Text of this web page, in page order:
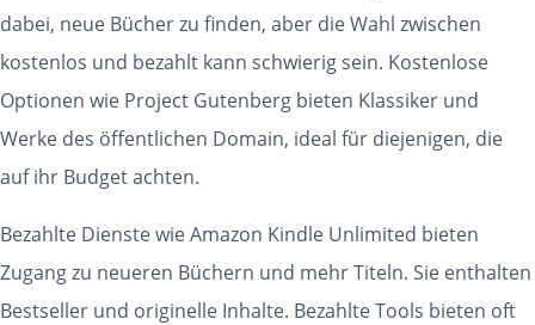
dabei, neue Bücher zu finden, aber die Wahl zwischen
kostenlos und bezahlt kann schwierig sein. Kostenlose
Optionen wie Project Gutenberg bieten Klassiker und
Werke des öffentlichen Domain, ideal für diejenigen, die
auf ihr Budget achten.
Bezahlte Dienste wie Amazon Kindle Unlimited bieten
Zugang zu neueren Büchern und mehr Titeln. Sie enthalten
Bestseller und originelle Inhalte. Bezahlte Tools bieten oft